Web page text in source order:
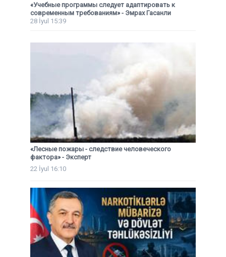
«Учебные программы следует адаптировать к
современным требованиям» - Эмрах Гасанли
28 İyul 15:39
«Лесные пожары - следствие человеческого
фактора» - Эксперт
22 İyul 16:10